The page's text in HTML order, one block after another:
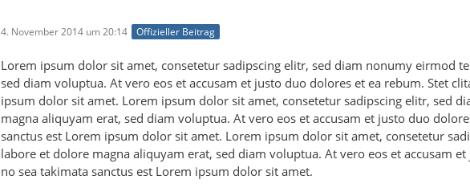
4. November 2014 um 20:14 Offizieller Beitrag
Lorem ipsum dolor sit amet, consetetur sadipscing elitr, sed diam nonumy eirmod
sed diam voluptua. At vero eos et accusam et justo duo dolores et ea rebum. Stet
ipsum dolor sit amet. Lorem ipsum dolor sit amet, consetetur sadipscing elitr, sed
magna aliquyam erat, sed diam voluptua. At vero eos et accusam et justo duo
sanctus est Lorem ipsum dolor sit amet. Lorem ipsum dolor sit amet, consetetur
labore et dolore magna aliquyam erat, sed diam voluptua. At vero eos et accusam
no sea takimata sanctus est Lorem ipsum dolor sit amet.